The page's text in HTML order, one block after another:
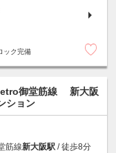
ック完備
御堂筋線
新大阪
ション
筋線新大阪駅 / 徒歩8分